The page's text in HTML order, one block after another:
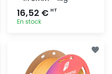
16,52 € HT
En stock
rapide